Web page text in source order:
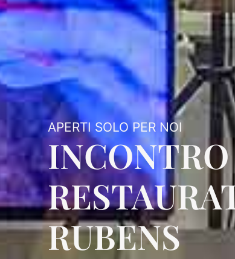
APERTI SOLO PER NOI
RUBENS